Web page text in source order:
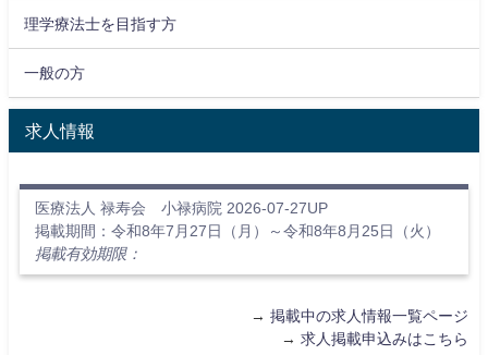
理学療法士を目指す方
一般の方
求人情報
医療法人 禄寿会 小禄病院 2026-07-27UP
掲載期間：令和8年7月27日（月）～令和8年8月25日（火）
掲載有効期限：
→ 掲載中の求人情報一覧ページ
→ 求人掲載申込みはこちら